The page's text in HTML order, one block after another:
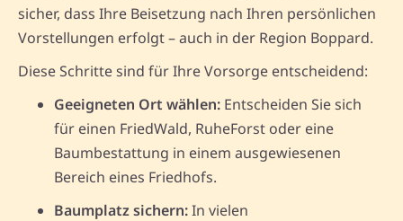
sicher, dass Ihre Beisetzung nach Ihren persönlichen
Vorstellungen erfolgt – auch in der Region Boppard.
Diese Schritte sind für Ihre Vorsorge entscheidend:
Geeigneten Ort wählen: Entscheiden Sie sich
für einen FriedWald, RuheForst oder eine
Baumbestattung in einem ausgewiesenen
Bereich eines Friedhofs.
Baumplatz sichern:In vielen